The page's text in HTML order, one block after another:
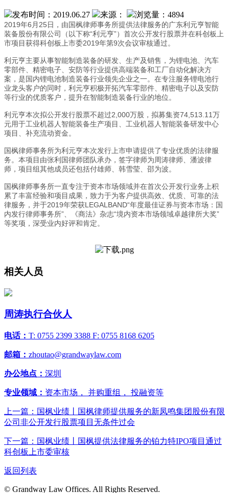
发布时间：2019.06.27 来源： 浏览量：4894
2019年6月25日，由国枫律师事务所提供法律服务的广东利元亨智能
装备股份有限公司（以下称“利元亨”）首次公开发行股票并在科创板上
市项目获得科创板上市委2019年第9次会议审核通过。
利元亨主要从事智能制造装备的研发、生产及销售，为锂电池、汽车
零部件、精密电子、安防等行业提供高端装备和工厂自动化解决方
案，是国内锂电池制造装备行业领先企业之一。在专注服务锂电池行
业龙头客户的同时，利元亨积极开拓汽车零部件、精密电子以及安防
等行业的优质客户，提升在智能制造装备行业的地位。
利元亨本次拟公开发行股票不超过2,000万股，拟募集资74,513.11万
元用于工业机器人智能装备生产项目、工业机器人智能装备研发中心
项目、补充流动资金。
国枫律师事务所为利元亨本次发行上市申请提供了专业优质的法律服
务。本项目由张利国律师团队承办，签字律师为周涛律师、潘波律
师，项目组其他成员还包括付雄师、韩雪莹、邵为波。
国枫律师事务所一直专注于资本市场领域并在首次公开发行业务上积
累了丰富经验和项目成果，致力于为客户提供高效、优质、可靠的法
律服务，并于2019年荣获LEGALBAND“年度最佳证券与资本市场：国
内发行律师事务所”、《商法》杂志“境内资本市场领域卓越律所大奖”
等奖项，深受业内好评和肯定。
相关人员
周涛执行合伙人
电话： T: 0755 2399 3388 F: 0755 8168 6205
邮箱： zhoutao@grandwaylaw.com
办公地点： 深圳
专业领域： 资本市场， 并购重组， 投融资等
上一篇：国枫业绩丨国枫律师提供服务的新凤鸣集团股份有限
公司非公开发行股票项目无条件过会
下一篇：国枫业绩丨国枫提供法律服务的铂力特IPO项目通过
科创板上市委审核
返回列表
© Grandway Law Offices. All Rights Reserved.